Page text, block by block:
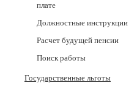
плате
Должностные инструкции
Расчет будущей пенсии
Поиск работы
Государственные льготы